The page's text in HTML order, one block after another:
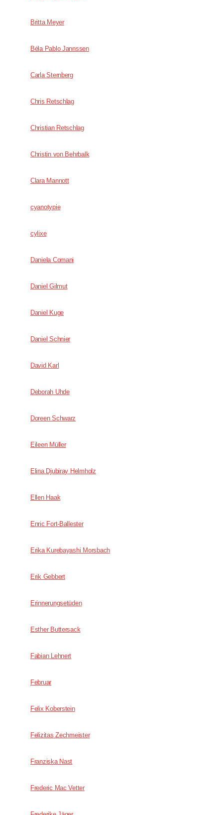
Britta Meyer
Béla Pablo Jannssen
Carla Sternberg
Chris Retschlag
Christian Retschlag
Christin von Behrbalk
Clara Mannott
cyanotypie
cylixe
Daniela Comani
Daniel Gilmut
Daniel Kuge
Daniel Schnier
David Karl
Deborah Uhde
Doreen Schwarz
Eileen Müller
Elina Djubiray Helmholz
Ellen Haak
Enric Fort-Ballester
Erika Kurebayashi Morsbach
Erik Gebbert
Erinnerungsetüden
Esther Buttersack
Fabian Lehnert
Februar
Felix Koberstein
Felizitas Zechmeister
Franziska Nast
Frederic Mac Vetter